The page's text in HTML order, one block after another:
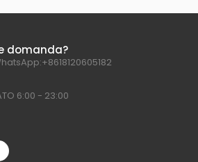
domanda?
6:00 - 23:00